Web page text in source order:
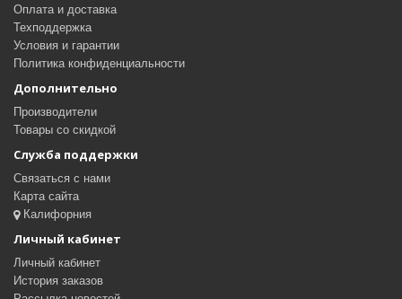
Оплата и доставка
Техподдержка
Условия и гарантии
Политика конфиденциальности
Дополнительно
Производители
Товары со скидкой
Служба поддержки
Связаться с нами
Карта сайта
Калифорния
Личный кабинет
Личный кабинет
История заказов